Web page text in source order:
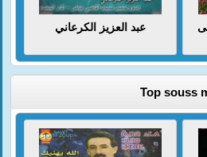
عبد العزيز الكرعاني
Top souss